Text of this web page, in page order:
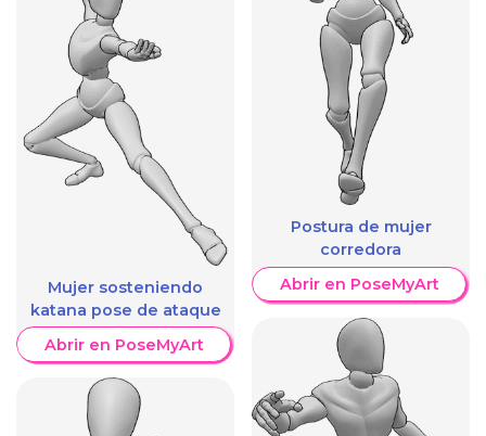
Mujer sosteniendo
katana pose de ataque
Abrir en PoseMyArt
Postura de mujer
corredora
Abrir en PoseMyArt